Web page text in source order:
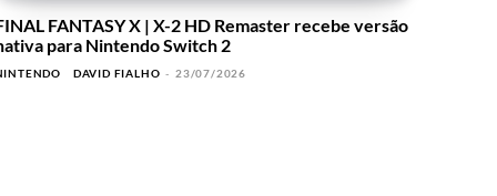
FANTASY X | X-2 HD Remaster recebe versão
para Nintendo Switch 2
DAVID FIALHO - 23/07/2026